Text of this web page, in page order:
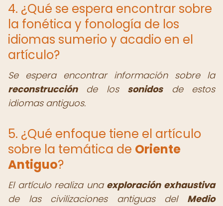
4. ¿Qué se espera encontrar sobre
la fonética y fonología de los
idiomas sumerio y acadio en el
artículo?
Se espera encontrar información sobre la
reconstrucciónde los sonidosde estos
idiomas antiguos.
5. ¿Qué enfoque tiene el artículo
sobre la temática de Oriente
Antiguo?
El artículo realiza una exploración exhaustiva
de las civilizaciones antiguas del Medio